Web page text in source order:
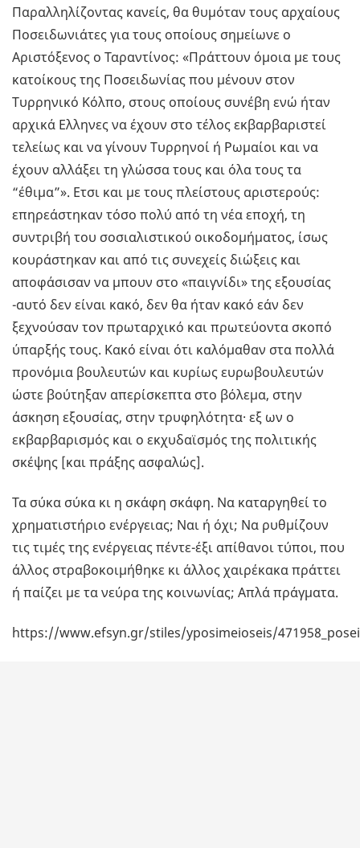
Παραλληλίζοντας κανείς, θα θυμόταν τους αρχαίους
Ποσειδωνιάτες για τους οποίους σημείωνε ο
Αριστόξενος ο Ταραντίνος: «Πράττουν όμοια με τους
κατοίκους της Ποσειδωνίας που μένουν στον
Τυρρηνικό Κόλπο, στους οποίους συνέβη ενώ ήταν
αρχικά Ελληνες να έχουν στο τέλος εκβαρβαριστεί
τελείως και να γίνουν Τυρρηνοί ή Ρωμαίοι και να
έχουν αλλάξει τη γλώσσα τους και όλα τους τα
“έθιμα”». Ετσι και με τους πλείστους αριστερούς:
επηρεάστηκαν τόσο πολύ από τη νέα εποχή, τη
συντριβή του σοσιαλιστικού οικοδομήματος, ίσως
κουράστηκαν και από τις συνεχείς διώξεις και
αποφάσισαν να μπουν στο «παιγνίδι» της εξουσίας
-αυτό δεν είναι κακό, δεν θα ήταν κακό εάν δεν
ξεχνούσαν τον πρωταρχικό και πρωτεύοντα σκοπό
ύπαρξής τους. Κακό είναι ότι καλόμαθαν στα πολλά
προνόμια βουλευτών και κυρίως ευρωβουλευτών
ώστε βούτηξαν απερίσκεπτα στο βόλεμα, στην
άσκηση εξουσίας, στην τρυφηλότητα· εξ ων ο
εκβαρβαρισμός και ο εκχυδαϊσμός της πολιτικής
σκέψης [και πράξης ασφαλώς].
Τα σύκα σύκα κι η σκάφη σκάφη. Να καταργηθεί το
χρηματιστήριο ενέργειας; Ναι ή όχι; Να ρυθμίζουν
τις τιμές της ενέργειας πέντε-έξι απίθανοι τύποι, που
άλλος στραβοκοιμήθηκε κι άλλος χαιρέκακα πράττει
ή παίζει με τα νεύρα της κοινωνίας; Απλά πράγματα.
https://www.efsyn.gr/stiles/yposimeioseis/